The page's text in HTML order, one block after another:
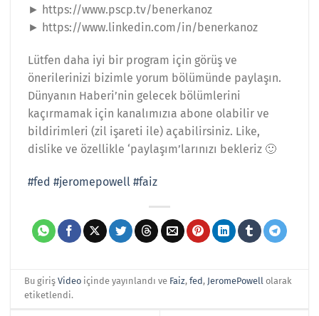
► https://www.pscp.tv/benerkanoz
► https://www.linkedin.com/in/benerkanoz
Lütfen daha iyi bir program için görüş ve
önerilerinizi bizimle yorum bölümünde paylaşın.
Dünyanın Haberi’nin gelecek bölümlerini
kaçırmamak için kanalımızıa abone olabilir ve
bildirimleri (zil işareti ile) açabilirsiniz. Like,
dislike ve özellikle ‘paylaşım’larınızı bekleriz 🙂
#fed #jeromepowell #faiz
Bu girişVideo içinde yayınlandı ve Faiz,fed, JeromePowell olarak
etiketlendi.